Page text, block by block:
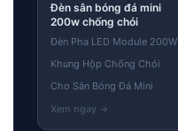
Đèn sân bóng đá mini
200w chống chói
Đèn Pha LED Module 200W
Khung Hộp Chống Chói
Cho Sân Bóng Đá Mini